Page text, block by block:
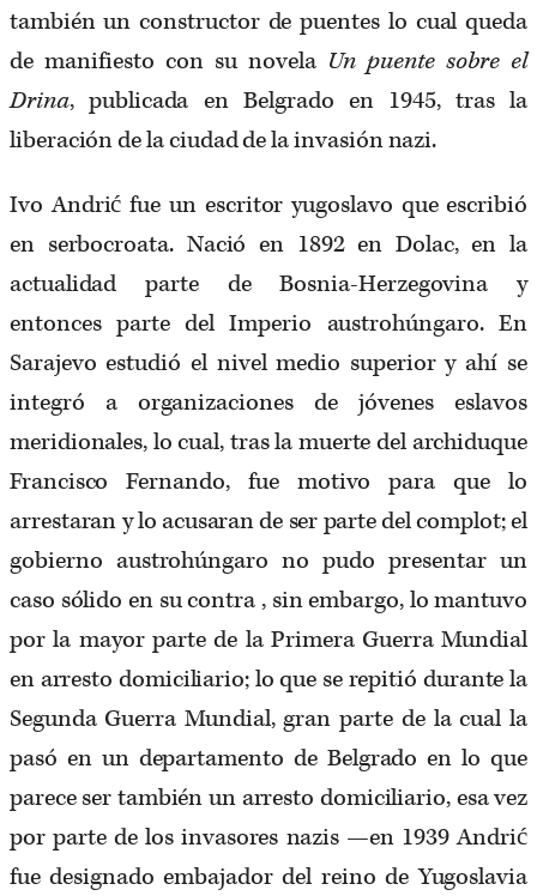
también un constructor de puentes lo cual queda
de manifiesto con su novela Un puente sobre el
Drina, publicada en Belgrado en 1945, tras la
liberación de la ciudad de la invasión nazi.
Ivo Andrić fue un escritor yugoslavo que escribió
en serbocroata. Nació en 1892 en Dolac, en la
actualidad parte de Bosnia-Herzegovina y
entonces parte del Imperio austrohúngaro. En
Sarajevo estudió el nivel medio superior y ahí se
integró a organizaciones de jóvenes eslavos
meridionales, lo cual, tras la muerte del archiduque
Francisco Fernando, fue motivo para que lo
arrestaran y lo acusaran de ser parte del complot; el
gobierno austrohúngaro no pudo presentar un
caso sólido en su contra , sin embargo, lo mantuvo
por la mayor parte de la Primera Guerra Mundial
en arresto domiciliario; lo que se repitió durante la
Segunda Guerra Mundial, gran parte de la cual la
pasó en un departamento de Belgrado en lo que
parece ser también un arresto domiciliario, esa vez
por parte de los invasores nazis —en 1939 Andrić
fue designado embajador del reino de Yugoslavia